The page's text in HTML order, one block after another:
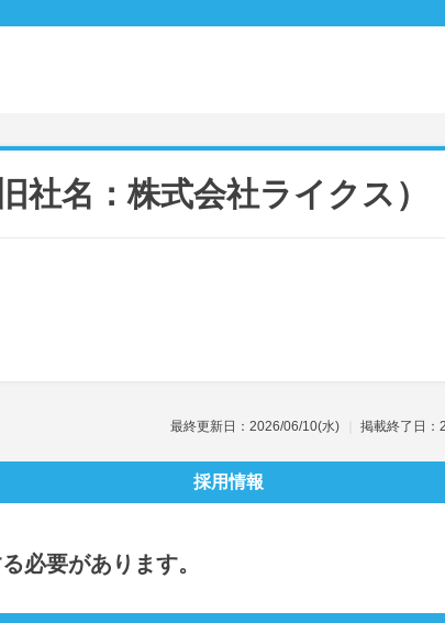
名：株式会社ライクス）
最終更新日：2026/06/10(水) 掲載終了日：
採用情報
必要があります。